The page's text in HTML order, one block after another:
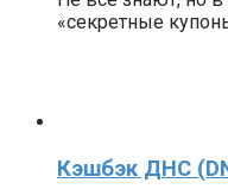
«секретные
Кэшбэк ДНС